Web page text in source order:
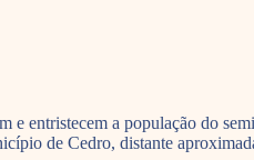
entristecem a população do
de Cedro, distante